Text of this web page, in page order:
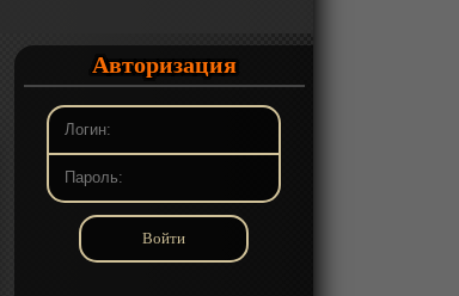
Авторизация